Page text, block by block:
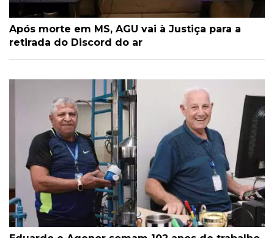
Após morte em MS, AGU vai à Justiça para a
retirada do Discord do ar